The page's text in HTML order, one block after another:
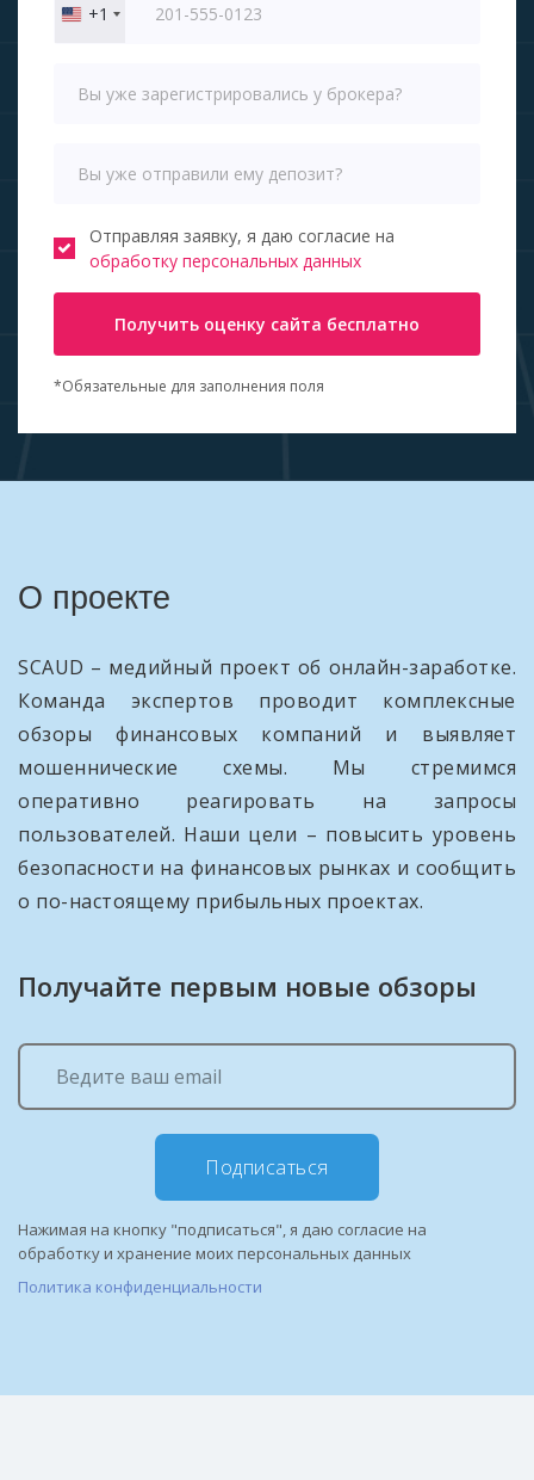
United
+1
Отправляя заявку, я даю согласие на
обработку персональных данных
Получить оценку сайта бесплатно
*Обязательные для заполнения поля
О проекте
SCAUD – медийный проект об онлайн-заработке.
Команда экспертов проводит комплексные
обзоры финансовых компаний и выявляет
мошеннические схемы. Мы стремимся
оперативно реагировать на запросы
пользователей. Наши цели – повысить уровень
безопасности на финансовых рынках и сообщить
о по-настоящему прибыльных проектах.
Получайте первым новые обзоры
Подписаться
Нажимая на кнопку "подписаться", я даю согласие на
обработку и хранение моих персональных данных
Политика конфиденциальности